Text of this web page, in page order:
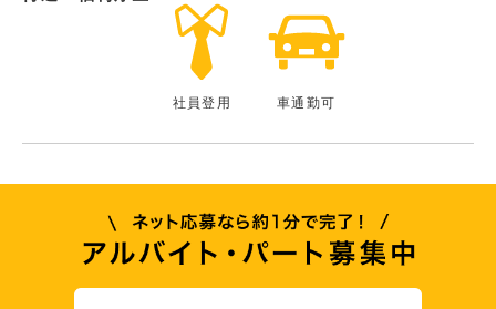
社員登用 車通勤可